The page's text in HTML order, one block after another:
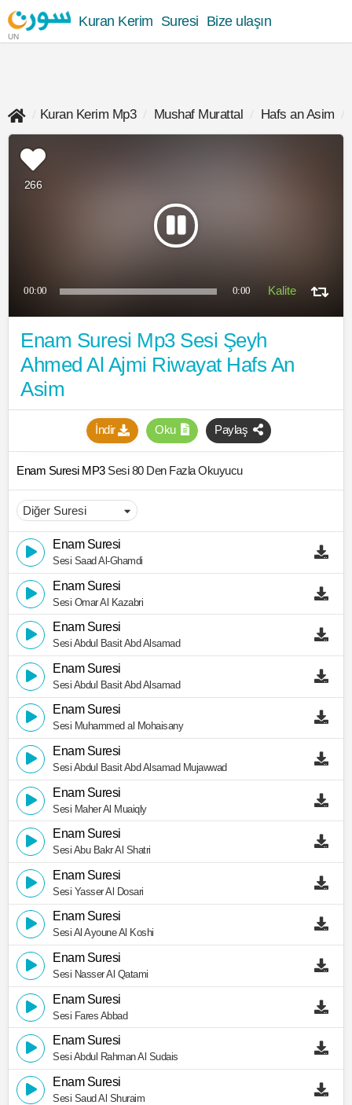
UN
Kuran Kerim Suresi Bize ulaşın
Kuran Kerim Mp3 Mushaf Murattal Hafs an Asim
266
00:00 0:00
Enam Suresi Mp3 Sesi Şeyh
Ahmed Al Ajmi Riwayat Hafs An
Asim
İndir Oku Paylaş
Enam Suresi MP3 Sesi 80 Den Fazla Okuyucu
Enam Suresi
Sesi Saad Al-Ghamdi
Enam Suresi
Sesi Omar Al Kazabri
Enam Suresi
Sesi Abdul Basit Abd Alsamad
Enam Suresi
Sesi Abdul Basit Abd Alsamad
Enam Suresi
Sesi Muhammed al Mohaisany
Enam Suresi
Sesi Abdul Basit Abd Alsamad Mujawwad
Enam Suresi
Sesi Maher Al Muaiqly
Enam Suresi
Sesi Abu Bakr Al Shatri
Enam Suresi
Sesi Yasser Al Dosari
Enam Suresi
Sesi Al Ayoune Al Koshi
Enam Suresi
Sesi Nasser Al Qatami
Enam Suresi
Sesi Fares Abbad
Enam Suresi
Sesi Abdul Rahman Al Sudais
Enam Suresi
Sesi Saud Al Shuraim